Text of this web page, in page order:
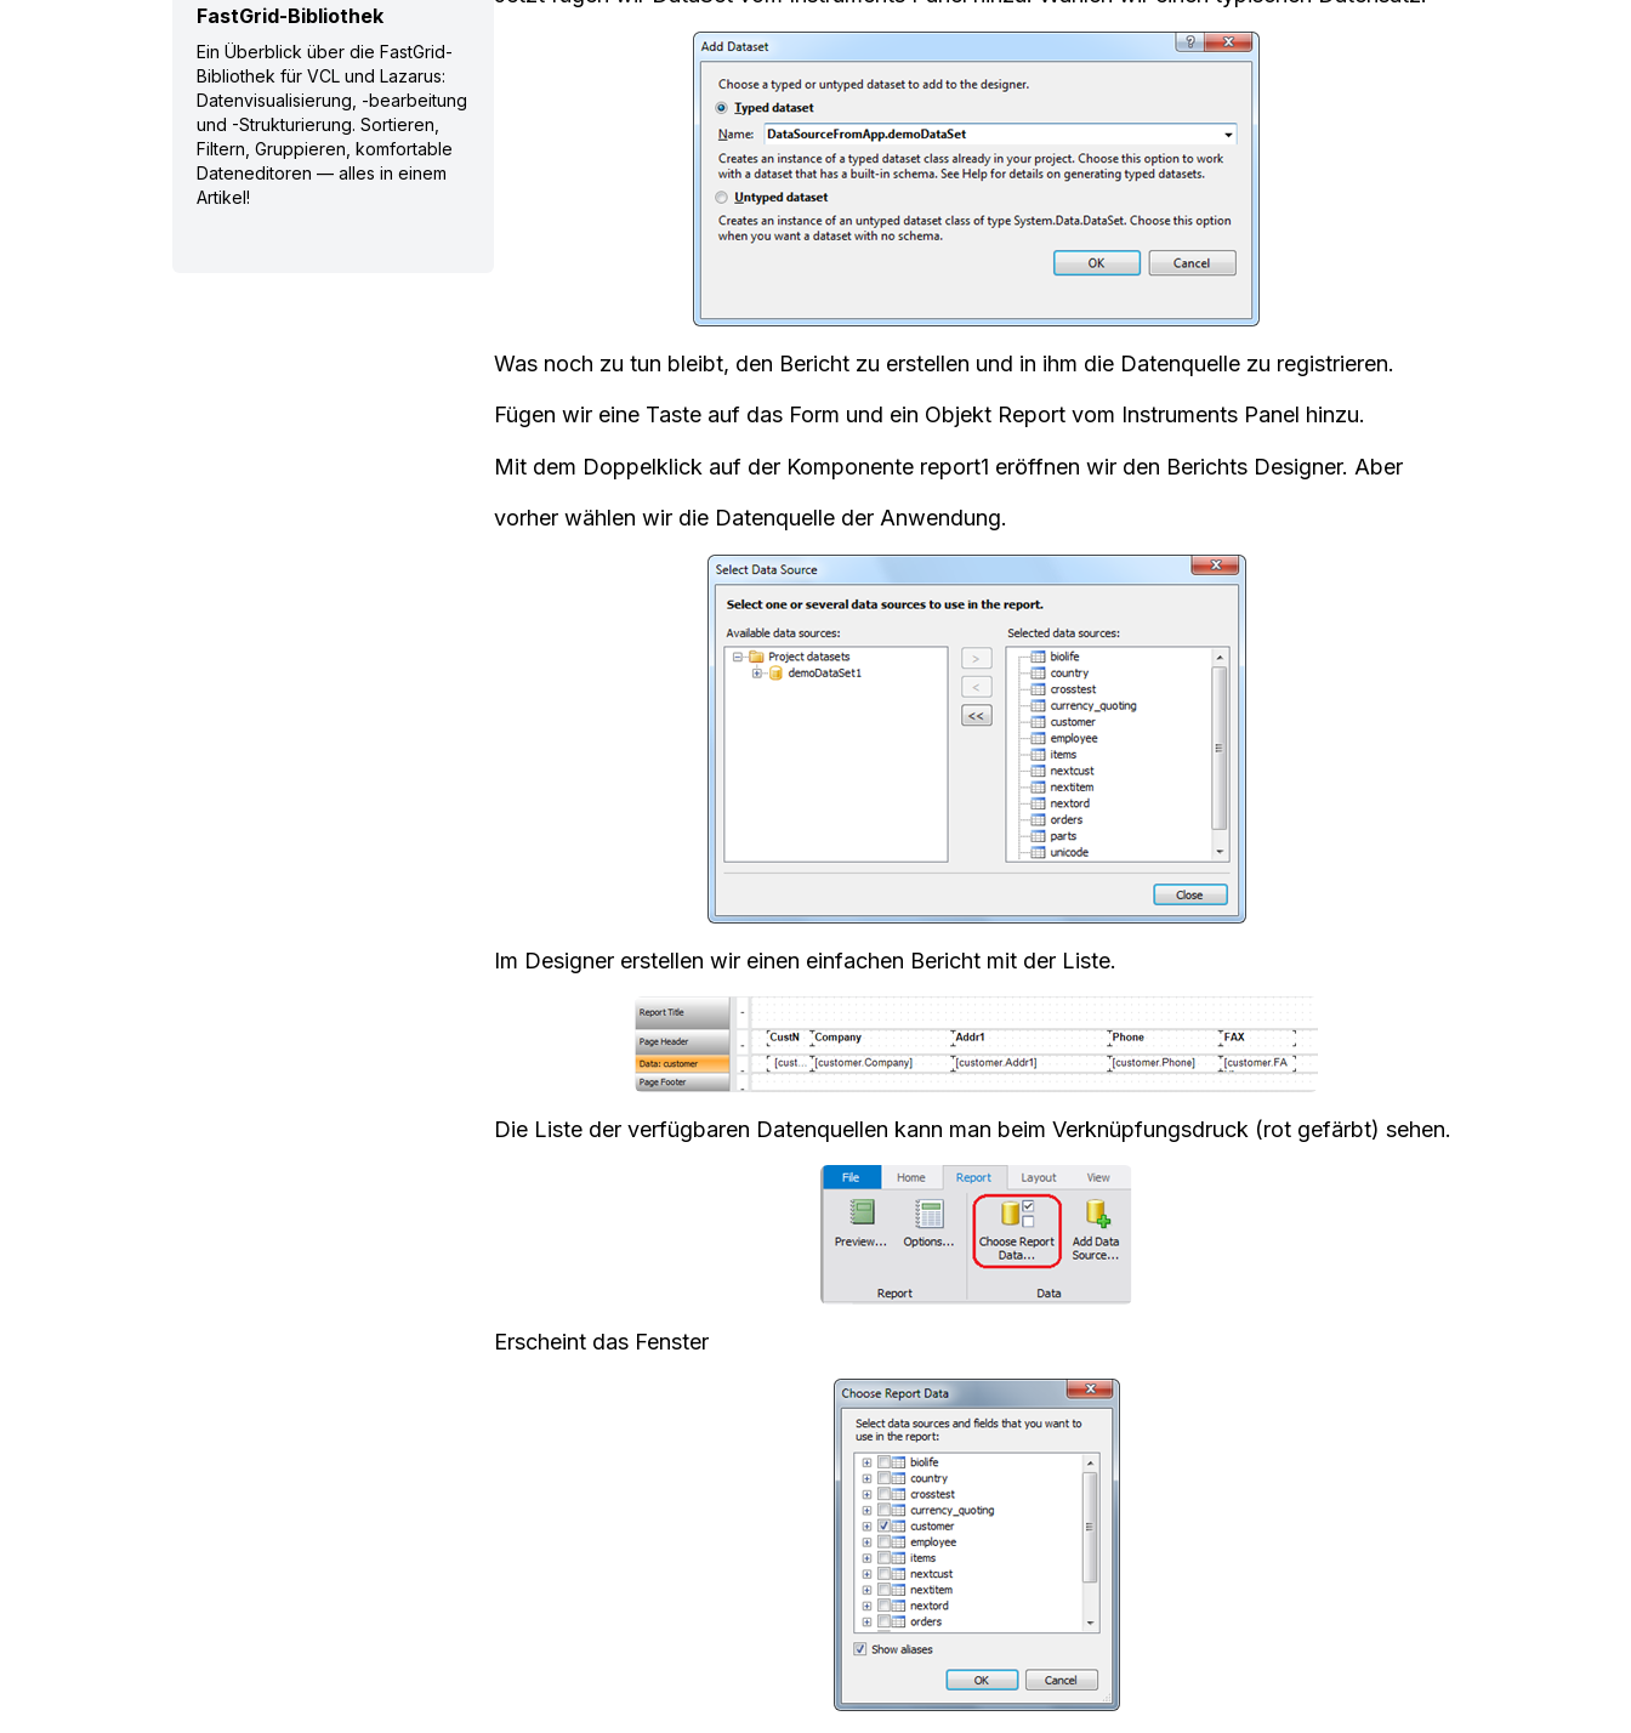
Was noch zu tun bleibt, den Bericht zu erstellen und in ihm die Datenquelle zu registrieren.
Fügen wir eine Taste auf das Form und ein Objekt Report vom Instruments Panel hinzu.
Mit dem Doppelklick auf der Komponente report1 eröffnen wir den Berichts Designer. Aber
vorher wählen wir die Datenquelle der Anwendung.
Im Designer erstellen wir einen einfachen Bericht mit der Liste.
Die Liste der verfügbaren Datenquellen kann man beim Verknüpfungsdruck (rot gefärbt) sehen.
Erscheint das Fenster
FastGrid-Bibliothek
Ein Überblick über die FastGrid-
Bibliothek für VCL und Lazarus:
Datenvisualisierung, -bearbeitung
und -Strukturierung. Sortieren,
Filtern, Gruppieren, komfortable
Dateneditoren — alles in einem
Artikel!